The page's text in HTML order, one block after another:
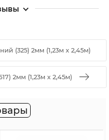
(325) 2мм (1,23м х 2,45м)
2мм (1,23м х 2,45м)